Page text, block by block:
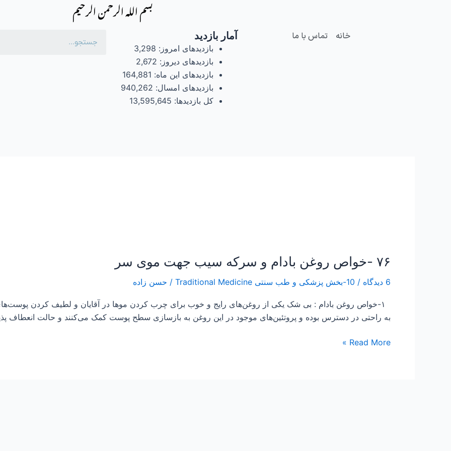
بسم الله الرحمن الرحیم
خانه تماس با ما آمار بازدید
بازدیدهای امروز: 3,298
بازدیدهای دیروز: 2,672
بازدیدهای این ماه: 164,881
بازدیدهای امسال: 940,262
کل بازدیدها: 13,595,645
۷۶ -خواص روغن بادام و سرکه سیب جهت موی سر
6 دیدگاه / 10-بخش پزشکی و طب سنتی Traditional Medicine / حسن زاده
۱-خواص روغن بادام : بی شک یکی از روغن‌های رایج و خوب برای چرب کردن موها در آقایان و لطیف کردن
به راحتی در دسترس بوده و پروتئین‌های موجود در این روغن به بازسازی سطح پوست کمک می‌کنند و حالت انعطاف
۷۶
روغن
سرکه
سیب
Read More »